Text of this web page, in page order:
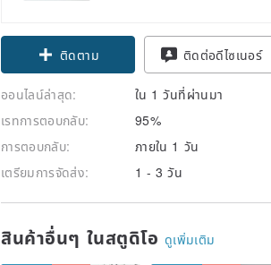
ติดตาม ติดต่อดีไซเนอร์
ออนไลน์ล่าสุด:
ใน 1 วันที่ผ่านมา
เรทการตอบกลับ:
95%
การตอบกลับ:
ภายใน 1 วัน
เตรียมการจัดส่ง:
1 - 3 วัน
สินค้าอื่นๆ ในสตูดิโอ ดูเพิ่มเติม